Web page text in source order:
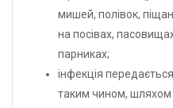
мишей, полівок,
на посівах,
парниках;
інфекція
таким чином,